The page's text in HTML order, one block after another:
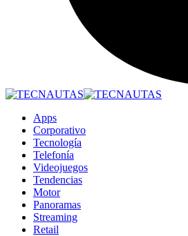
Apps
Corporativo
Tecnología
Telefonía
Videojuegos
Tendencias
Motor
Panoramas
Streaming
Retail